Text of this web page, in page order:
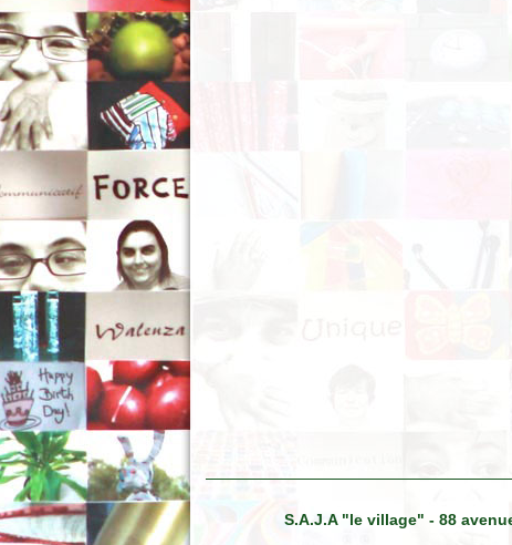
S.A.J.A "le village" - 88